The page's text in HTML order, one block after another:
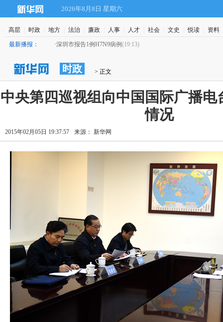
2026年8月8日 星期六
高层 时政 地方 法治 廉政 人事 人才 社会 文史 悦读 资料
最新播报： 深圳市报告1例H7N9病例(19:13)
时政 > 正文
中央第四巡视组向中国国际广播电
情况
2015年02月05日 19:37:57 来源： 新华网